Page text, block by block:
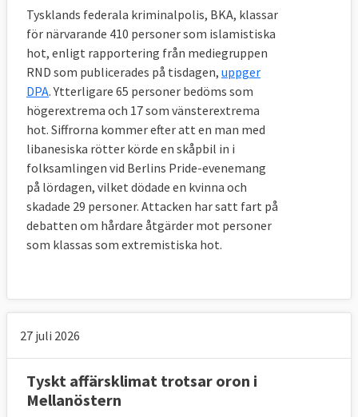
Tysklands federala kriminalpolis, BKA, klassar
för närvarande 410 personer som islamistiska
hot, enligt rapportering från mediegruppen
RND som publicerades på tisdagen, uppger
DPA. Ytterligare 65 personer bedöms som
högerextrema och 17 som vänsterextrema
hot. Siffrorna kommer efter att en man med
libanesiska rötter körde en skåpbil in i
folksamlingen vid Berlins Pride-evenemang
på lördagen, vilket dödade en kvinna och
skadade 29 personer. Attacken har satt fart på
debatten om hårdare åtgärder mot personer
som klassas som extremistiska hot.
27 juli 2026
Tyskt affärsklimat trotsar oron i
Mellanöstern